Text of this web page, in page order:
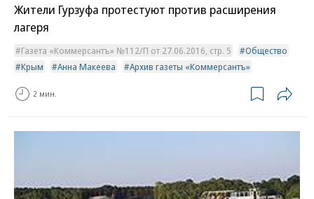
Жители Гурзуфа протестуют против расширения
лагеря
Газета «Коммерсантъ» №112/П от 27.06.2016, стр. 5
Общество
Крым
Анна Макеева Архив газеты «Коммерсантъ»
2 мин.